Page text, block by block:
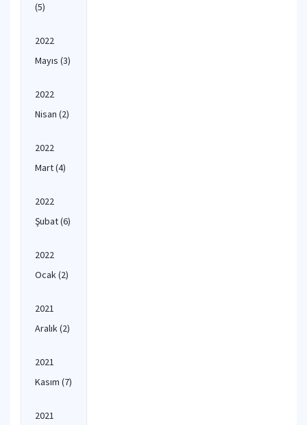
(5)
2022
Mayıs (3)
2022
Nisan (2)
2022
Mart(4)
2022
Şubat(6)
2022
Ocak(2)
2021
Aralık(2)
2021
Kasım (7)
2021